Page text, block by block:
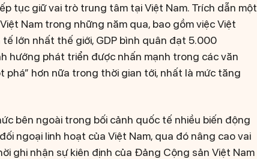
tục giữ vai trò trung tâm tại Việt Nam. Trích dẫn một
Nam trong những năm qua, bao gồm việc Việt
lớn nhất thế giới, GDP bình quân đạt 5.000
hướng phát triển được nhấn mạnh trong các văn
phá” hơn nữa trong thời gian tới, nhất là mức tăng
bên ngoài trong bối cảnh quốc tế nhiều biến động
ngoại linh hoạt của Việt Nam, qua đó nâng cao vai
ghi nhận sự kiên định của Đảng Cộng sản Việt Nam